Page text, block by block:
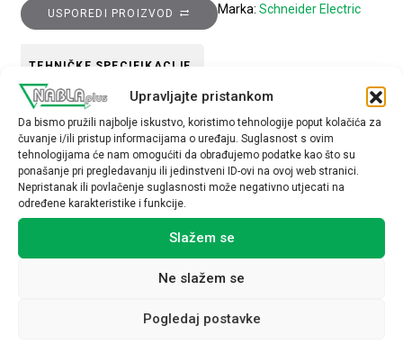
Upravljajte pristankom
Da bismo pružili najbolje iskustvo, koristimo tehnologije poput kolačića za
čuvanje i/ili pristup informacijama o uređaju. Suglasnost s ovim
tehnologijama će nam omogućiti da obrađujemo podatke kao što su
ponašanje pri pregledavanju ili jedinstveni ID-ovi na ovoj web stranici.
Nepristanak ili povlačenje suglasnosti može negativno utjecati na
određene karakteristike i funkcije.
Slažem se
Ne slažem se
Pogledaj postavke
USPOREDI PROIZVOD Marka: Schneider Electric
TEHNIČKE SPECIFIKACIJE
Tip opreme
glava preklopke
Povezani proizvodi